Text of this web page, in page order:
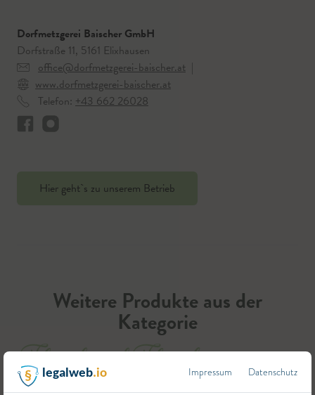
Dorfmetzgerei Baischer GmbH
Dorfstraße 11, 5161 Elixhausen
office@dorfmetzgerei-baischer.at |
www.dorfmetzgerei-baischer.at
Telefon: +43 662 26028
Hier geht`s zu unserem Betrieb
Weitere Produkte aus der
Kategorie
Fleisch und Fleischerzeugnisse
legalweb.io Impressum Datenschutz